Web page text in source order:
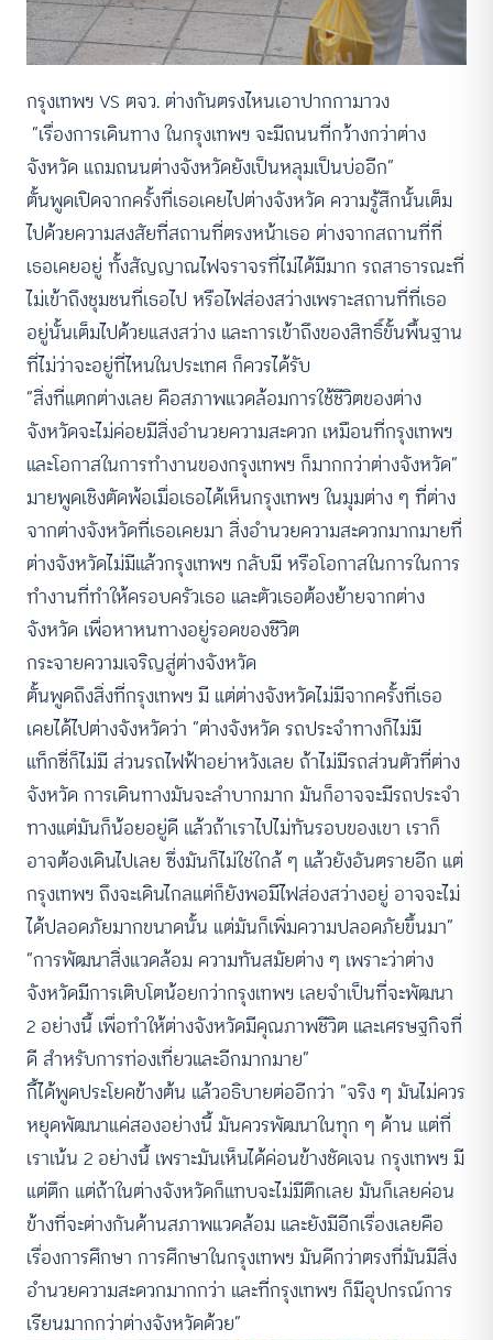
กรุงเทพฯ VS ตจว. ต่างกันตรงไหนเอาปากกามาวง
“เรื่องการเดินทาง ในกรุงเทพฯ จะมีถนนที่กว้างกว่าต่าง
จังหวัด แถมถนนต่างจังหวัดยังเป็นหลุมเป็นบ่ออีก”
ตั้นพูดเปิดจากครั้งที่เธอเคยไปต่างจังหวัด ความรู้สึกนั้นเต็ม
ไปด้วยความสงสัยที่สถานที่ตรงหน้าเธอ ต่างจากสถานที่ที่
เธอเคยอยู่ ทั้งสัญญาณไฟจราจรที่ไม่ได้มีมาก รถสาธารณะที่
ไม่เข้าถึงชุมชนที่เธอไป หรือไฟส่องสว่างเพราะสถานที่ที่เธอ
อยู่นั้นเต็มไปด้วยแสงสว่าง และการเข้าถึงของสิทธิ์ขั้นพื้นฐาน
ที่ไม่ว่าจะอยู่ที่ไหนในประเทศ ก็ควรได้รับ
“สิ่งที่แตกต่างเลย คือสภาพแวดล้อมการใช้ชีวิตของต่าง
จังหวัดจะไม่ค่อยมีสิ่งอำนวยความสะดวก เหมือนที่กรุงเทพฯ
และโอกาสในการทำงานของกรุงเทพฯ ก็มากกว่าต่างจังหวัด”
มายพูดเชิงตัดพ้อเมื่อเธอได้เห็นกรุงเทพฯ ในมุมต่าง ๆ ที่ต่าง
จากต่างจังหวัดที่เธอเคยมา สิ่งอำนวยความสะดวกมากมายที่
ต่างจังหวัดไม่มีแล้วกรุงเทพฯ กลับมี หรือโอกาสในการในการ
ทำงานที่ทำให้ครอบครัวเธอ และตัวเธอต้องย้ายจากต่าง
จังหวัด เพื่อหาหนทางอยู่รอดของชีวิต
กระจายความเจริญสู่ต่างจังหวัด
ตั้นพูดถึงสิ่งที่กรุงเทพฯ มี แต่ต่างจังหวัดไม่มีจากครั้งที่เธอ
เคยได้ไปต่างจังหวัดว่า “ต่างจังหวัด รถประจำทางก็ไม่มี
แท็กซี่ก็ไม่มี ส่วนรถไฟฟ้าอย่าหวังเลย ถ้าไม่มีรถส่วนตัวที่ต่าง
จังหวัด การเดินทางมันจะลำบากมาก มันก็อาจจะมีรถประจำ
ทางแต่มันก็น้อยอยู่ดี แล้วถ้าเราไปไม่ทันรอบของเขา เราก็
อาจต้องเดินไปเลย ซึ่งมันก็ไม่ใช่ใกล้ ๆ แล้วยังอันตรายอีก แต่
กรุงเทพฯ ถึงจะเดินไกลแต่ก็ยังพอมีไฟส่องสว่างอยู่ อาจจะไม่
ได้ปลอดภัยมากขนาดนั้น แต่มันก็เพิ่มความปลอดภัยขึ้นมา”
“การพัฒนาสิ่งแวดล้อม ความทันสมัยต่าง ๆ เพราะว่าต่าง
จังหวัดมีการเติบโตน้อยกว่ากรุงเทพฯ เลยจำเป็นที่จะพัฒนา
2 อย่างนี้ เพื่อทำให้ต่างจังหวัดมีคุณภาพชีวิต และเศรษฐกิจที่
ดี สำหรับการท่องเที่ยวและอีกมากมาย”
กี้ได้พูดประโยคข้างต้น แล้วอธิบายต่ออีกว่า “จริง ๆ มันไม่ควร
หยุดพัฒนาแค่สองอย่างนี้ มันควรพัฒนาในทุก ๆ ด้าน แต่ที่
เราเน้น 2 อย่างนี้ เพราะมันเห็นได้ค่อนข้างชัดเจน กรุงเทพฯ มี
แต่ตึก แต่ถ้าในต่างจังหวัดก็แทบจะไม่มีตึกเลย มันก็เลยค่อน
ข้างที่จะต่างกันด้านสภาพแวดล้อม และยังมีอีกเรื่องเลยคือ
เรื่องการศึกษา การศึกษาในกรุงเทพฯ มันดีกว่าตรงที่มันมีสิ่ง
อำนวยความสะดวกมากกว่า และที่กรุงเทพฯ ก็มีอุปกรณ์การ
เรียนมากกว่าต่างจังหวัดด้วย”